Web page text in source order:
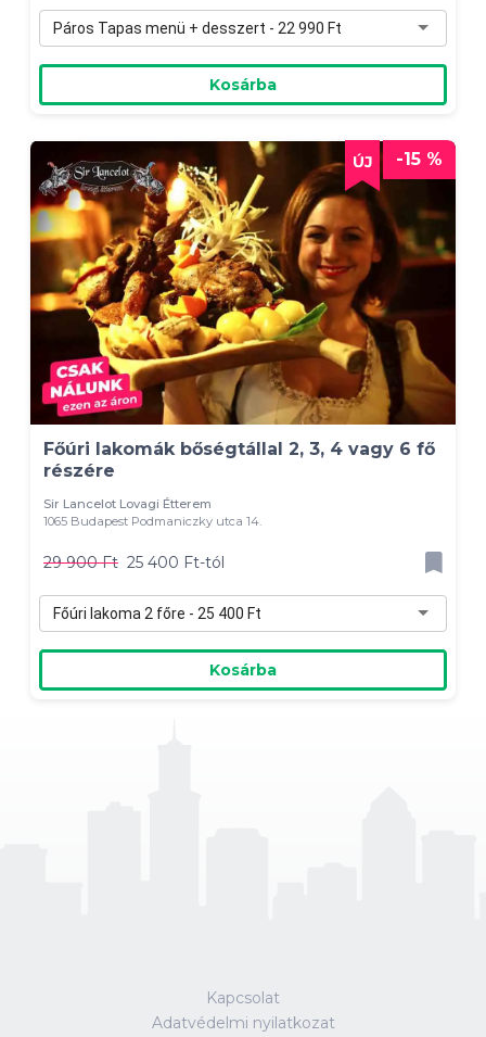
Páros Tapas menü + desszert - 22 990 Ft
Kosárba
-15 %
Főúri lakomák bőségtállal 2, 3, 4 vagy 6 fő
részére
Sir Lancelot Lovagi Étterem
1065 Budapest Podmaniczky utca 14.
29 900 Ft 25 400 Ft-tól
Főúri lakoma 2 főre - 25 400 Ft
Kosárba
Kapcsolat
Adatvédelmi nyilatkozat